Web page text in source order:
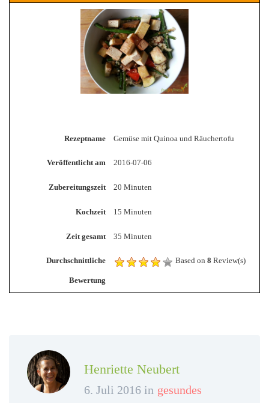
Rezeptname Gemüse mit Quinoa und Räuchertofu
Veröffentlicht am 2016-07-06
Zubereitungszeit 20 Minuten
Kochzeit 15 Minuten
Zeit gesamt 35 Minuten
Durchschnittliche
Bewertung
Based on 8 Review(s)
Henriette Neubert
6. Juli 2016 in gesundes